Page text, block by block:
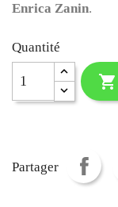
Enrica Zanin.
Quantité

Partager